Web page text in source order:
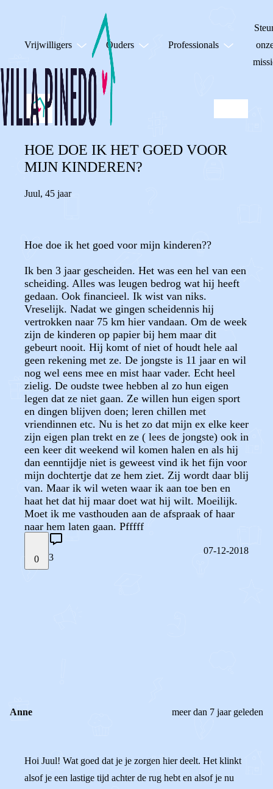
Vrijwilligers Ouders Professionals
HOE DOE IK HET GOED VOOR
MIJN KINDEREN?
Juul, 45 jaar
Hoe doe ik het goed voor mijn kinderen??
Ik ben 3 jaar gescheiden. Het was een hel van een
scheiding. Alles was leugen bedrog wat hij heeft
gedaan. Ook financieel. Ik wist van niks.
Vreselijk. Nadat we gingen scheidennis hij
vertrokken naar 75 km hier vandaan. Om de week
zijn de kinderen op papier bij hem maar dit
gebeurt nooit. Hij komt of niet of houdt hele aal
geen rekening met ze. De jongste is 11 jaar en wil
nog wel eens mee en mist haar vader. Echt heel
zielig. De oudste twee hebben al zo hun eigen
legen dat ze niet gaan. Ze willen hun eigen sport
en dingen blijven doen; leren chillen met
vriendinnen etc. Nu is het zo dat mijn ex elke keer
zijn eigen plan trekt en ze ( lees de jongste) ook in
een keer dit weekend wil komen halen en als hij
dan eenntijdje niet is geweest vind ik het fijn voor
mijn dochtertje dat ze hem ziet. Zij wordt daar blij
van. Maar ik wil weten waar ik aan toe ben en
haat het dat hij maar doet wat hij wilt. Moeilijk.
Moet ik me vasthouden aan de afspraak of haar
naar hem laten gaan. Pfffff
0 3
07-12-2018
Anne meer dan 7 jaar geleden
Hoi Juul! Wat goed dat je je zorgen hier deelt. Het klinkt
alsof je een lastige tijd achter de rug hebt en alsof je nu